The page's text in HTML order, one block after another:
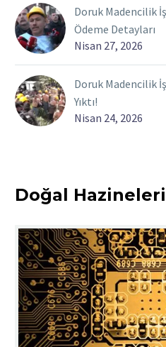
Doruk Madencilik
Ödeme Detayları
Nisan 27, 2026
Doruk Madencilik
Yıktı!
Nisan 24, 2026
Doğal